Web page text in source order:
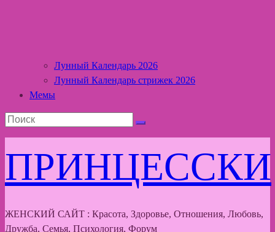
Лунный Календарь 2026
Лунный Календарь стрижек 2026
Мемы
ПРИНЦЕССКИ
ЖЕНСКИЙ САЙТ : Красота, Здоровье, Отношения, Любовь,
Дружба, Семья, Психология, Форум